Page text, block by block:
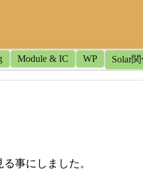
Module & IC WP Solar
事にしました。